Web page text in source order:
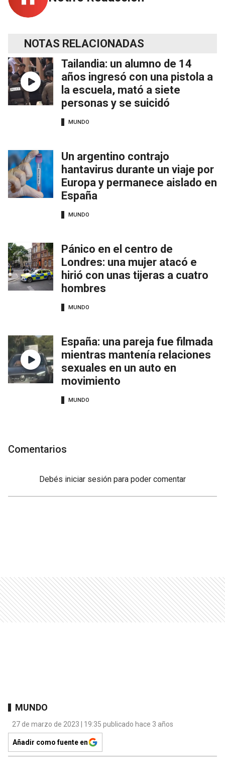
NOTAS RELACIONADAS
Tailandia: un alumno de 14
años ingresó con una pistola a
la escuela, mató a siete
personas y se suicidó
MUNDO
Un argentino contrajo
hantavirus durante un viaje por
Europa y permanece aislado en
España
MUNDO
Pánico en el centro de
Londres: una mujer atacó e
hirió con unas tijeras a cuatro
hombres
MUNDO
España: una pareja fue filmada
mientras mantenía relaciones
sexuales en un auto en
movimiento
MUNDO
Comentarios
Debés iniciar sesión para poder comentar
MUNDO
27 de marzo de 2023 | 19:35 publicado hace 3 años
Añadir como fuente en